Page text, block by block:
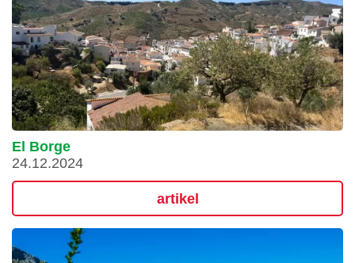
El Borge
24.12.2024
artikel